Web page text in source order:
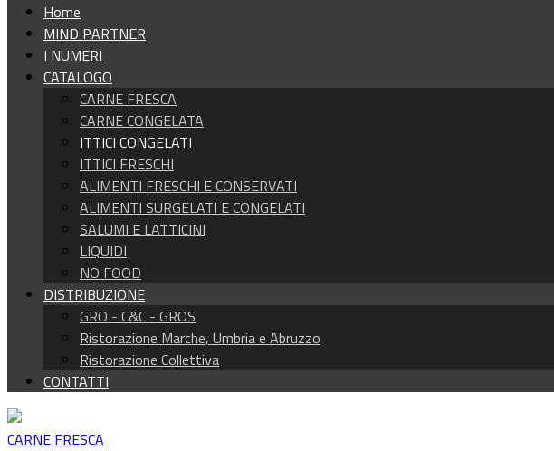
Home
MIND PARTNER
I NUMERI
CATALOGO
CARNE FRESCA
CARNE CONGELATA
ITTICI CONGELATI
ITTICI FRESCHI
ALIMENTI FRESCHI E CONSERVATI
ALIMENTI SURGELATI E CONGELATI
SALUMI E LATTICINI
LIQUIDI
NO FOOD
DISTRIBUZIONE
GRO - C&C - GROS
Ristorazione Marche, Umbria e Abruzzo
Ristorazione Collettiva
CONTATTI
CARNE FRESCA